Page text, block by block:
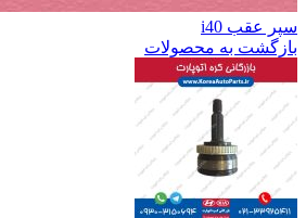
سپر عقب i40
بازگشت به محصولات